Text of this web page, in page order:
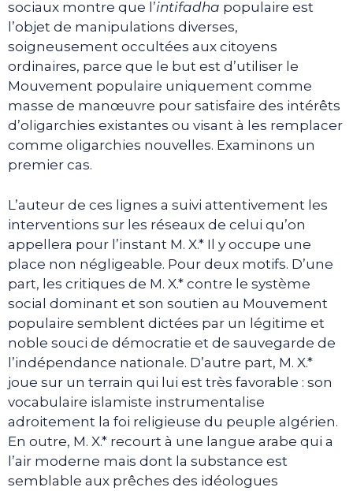
sociaux montre que l’intifadha populaire est
l’objet de manipulations diverses,
soigneusement occultées aux citoyens
ordinaires, parce que le but est d’utiliser le
Mouvement populaire uniquement comme
masse de manœuvre pour satisfaire des intérêts
d’oligarchies existantes ou visant à les remplacer
comme oligarchies nouvelles. Examinons un
premier cas.
L’auteur de ces lignes a suivi attentivement les
interventions sur les réseaux de celui qu’on
appellera pour l’instant M. X.* Il y occupe une
place non négligeable. Pour deux motifs. D’une
part, les critiques de M. X.* contre le système
social dominant et son soutien au Mouvement
populaire semblent dictées par un légitime et
noble souci de démocratie et de sauvegarde de
l’indépendance nationale. D’autre part, M. X.*
joue sur un terrain qui lui est très favorable : son
vocabulaire islamiste instrumentalise
adroitement la foi religieuse du peuple algérien.
En outre, M. X.* recourt à une langue arabe qui a
l’air moderne mais dont la substance est
semblable aux prêches des idéologues